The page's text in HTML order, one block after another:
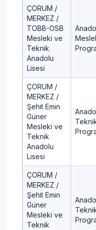
ÇORUM /
MERKEZ /
TOBB-OSB
Mesleki ve
Teknik
Anadolu
Lisesi
ÇORUM /
MERKEZ /
Şehit Emin
Güner
Mesleki ve
Teknik
Anadolu
Lisesi
ÇORUM /
MERKEZ /
Şehit Emin
Güner
Mesleki ve
Teknik